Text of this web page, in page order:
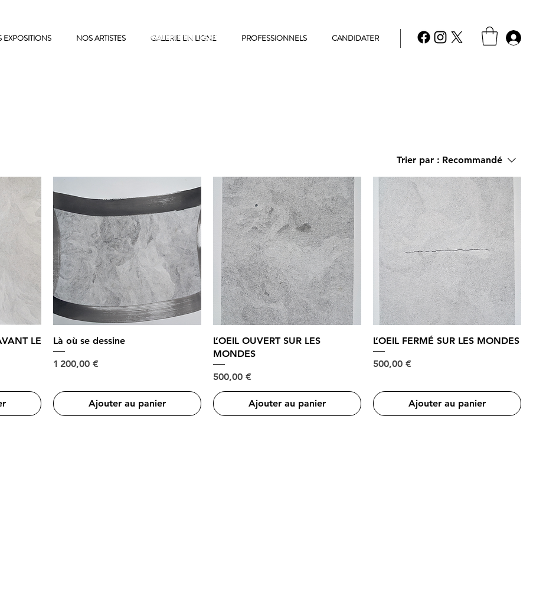
EXPOSITIONS NOS ARTISTES GALERIE EN LIGNE PROFESSIONNELS CANDIDATER
GALERIE EN LIGNE
Trier par : Recommandé
LE
Là où se dessine
Prix
1 200,00 €
Ajouter au panier
L’OEIL OUVERT SUR LES
MONDES
Prix
500,00 €
Ajouter au panier
L’OEIL FERMÉ SUR LES MONDES
Prix
500,00 €
Ajouter au panier